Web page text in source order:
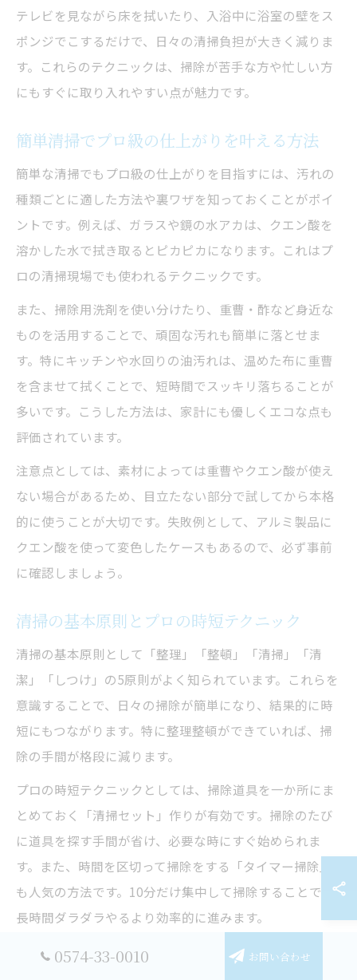
テレビを見ながら床を拭いたり、入浴中に浴室の壁をス
ポンジでこするだけで、日々の清掃負担が大きく減りま
す。これらのテクニックは、掃除が苦手な方や忙しい方
にもすぐに取り入れやすい点が魅力です。
簡単清掃でプロ級の仕上がりを叶える方法
簡単な清掃でもプロ級の仕上がりを目指すには、汚れの
種類ごとに適した方法や裏ワザを知っておくことがポイ
ントです。例えば、ガラスや鏡の水アカは、クエン酸を
溶かした水で拭き取るとピカピカになります。これはプ
ロの清掃現場でも使われるテクニックです。
また、掃除用洗剤を使い分けたり、重曹・酢など身近な
ものを活用することで、頑固な汚れも簡単に落とせま
す。特にキッチンや水回りの油汚れは、温めた布に重曹
を含ませて拭くことで、短時間でスッキリ落ちることが
多いです。こうした方法は、家計にも優しくエコな点も
評価されています。
注意点としては、素材によっては重曹やクエン酸が使え
ない場合があるため、目立たない部分で試してから本格
的に使うことが大切です。失敗例として、アルミ製品に
クエン酸を使って変色したケースもあるので、必ず事前
に確認しましょう。
清掃の基本原則とプロの時短テクニック
清掃の基本原則として「整理」「整頓」「清掃」「清
潔」「しつけ」の5原則がよく知られています。これらを
意識することで、日々の掃除が簡単になり、結果的に時
短にもつながります。特に整理整頓ができていれば、掃
除の手間が格段に減ります。
プロの時短テクニックとしては、掃除道具を一か所にま
とめておく「清掃セット」作りが有効です。掃除のたび
に道具を探す手間が省け、必要な時にすぐ始められま
す。また、時間を区切って掃除をする「タイマー掃除」
も人気の方法です。10分だけ集中して掃除することで、
長時間ダラダラやるより効率的に進みます。
実際に「掃除が苦手」と感じていた方が、タイマー掃除
0574-33-0010 お問い合わせ